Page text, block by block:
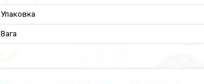
Упаковка
Вага